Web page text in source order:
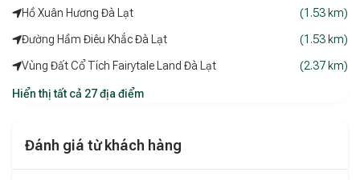
Hồ Xuân Hương Đà Lạt (1.53 km)
Đường Hầm Điêu Khắc Đà Lạt (1.53 km)
Vùng Đất Cổ Tích Fairytale Land Đà Lạt (2.37 km)
Hiển thị tất cả 27 địa điểm
Đánh giá từ khách hàng